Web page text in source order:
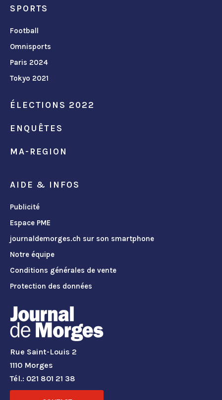
SPORTS
Football
Omnisports
Paris 2024
Tokyo 2021
ÉLECTIONS 2022
ENQUÊTES
MA-REGION
AIDE & INFOS
Publicité
Espace PME
journaldemorges.ch sur son smartphone
Notre équipe
Conditions générales de vente
Protection des données
Rue Saint-Louis 2
1110 Morges
Tél.: 021 801 21 38